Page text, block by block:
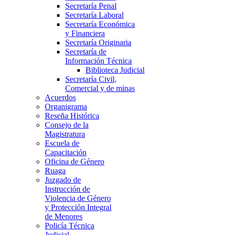
Secretaría Penal
Secretaría Laboral
Secretaría Económica
y Financiera
Secretaría Originaria
Secretaría de
Información Técnica
Biblioteca Judicial
Secretaría Civil,
Comercial y de minas
Acuerdos
Organigrama
Reseña Histórica
Consejo de la
Magistratura
Escuela de
Capacitación
Oficina de Género
Ruaga
Juzgado de
Instrucción de
Violencia de Género
y Protección Integral
de Menores
Policía Técnica